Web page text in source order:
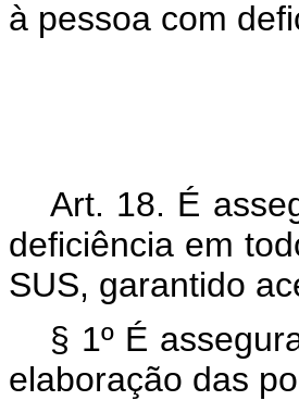
à pessoa com
Art. 18. É
deficiência em
SUS, garantido
§ 1º É
elaboração das